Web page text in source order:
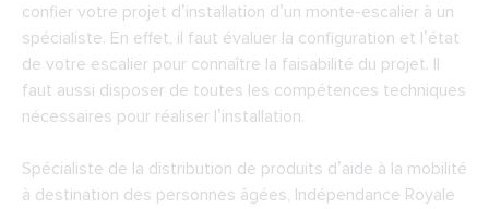
confier votre projet d’installation d’un monte-escalier à un
spécialiste. En effet, il faut évaluer la configuration et l’état
de votre escalier pour connaître la faisabilité du projet. Il
faut aussi disposer de toutes les compétences techniques
nécessaires pour réaliser l’installation.
Spécialiste de la distribution de produits d’aide à la mobilité
à destination des personnes âgées, Indépendance Royale